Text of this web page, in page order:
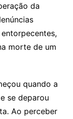
da
morte de um
quando a
se deparou
Ao perceber